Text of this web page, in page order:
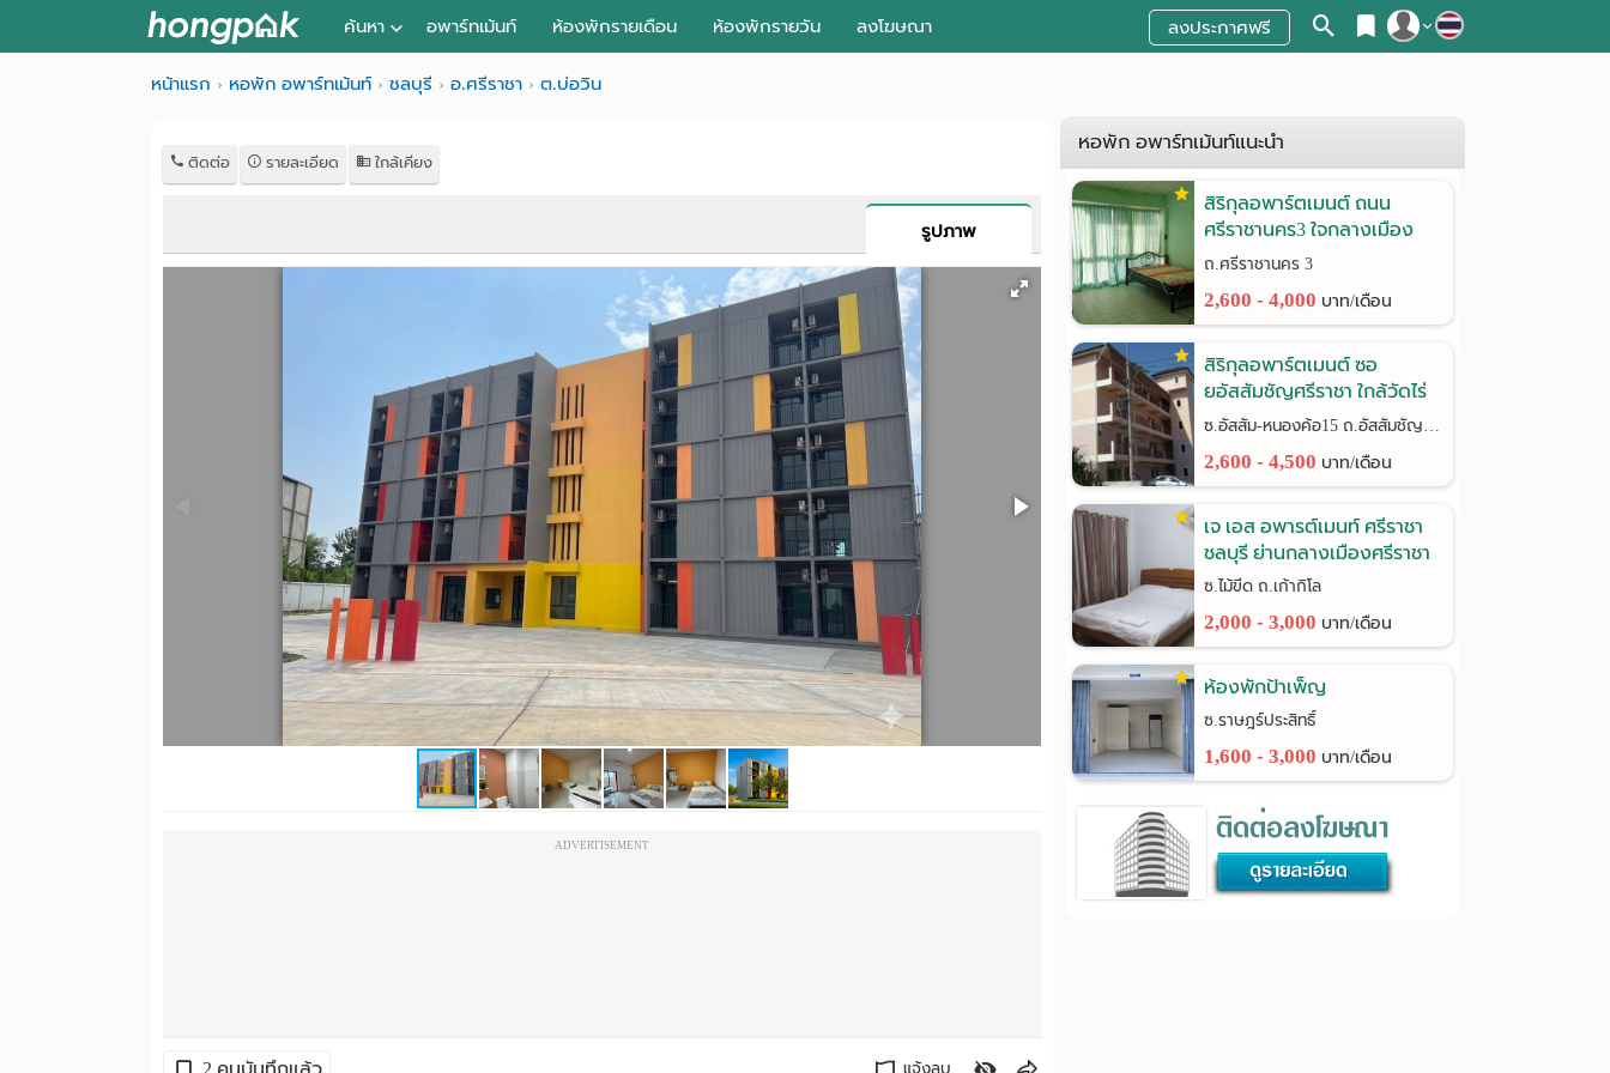
ค้นหา
หอพัก ใกล้ฉัน
อพาร์ทเม้นท์ ห้องพักรายเดือน ห้องพักรายวัน ลงโฆษณา ลงประกาศฟรี
หน้าแรก หอพัก อพาร์ทเม้นท์ ชลบุรี อ.ศรีราชา ต.บ่อวิน
ติดต่อ รายละเอียด ใกล้เคียง
รูปภาพ
ADVERTISEMENT
2 คนบันทึกแล้ว แจ้งลบ
หอพัก อพาร์ทเม้นท์แนะนำ
สิริกุลอพาร์ตเมนต์ ถนน
ศรีราชานคร3 ใจกลางเมือง
ศรีราชา
ถ.ศรีราชานคร 3
2,600 - 4,000 บาท/เดือน
สิริกุลอพาร์ตเมนต์ ซอ
ยอัสสัมชัญศรีราชา ใกล้วัดไร่
กล้วย
ซ.อัสสัม-หนองค้อ15 ถ.อัสสัมชัญ-หนองค้อ(ทางหลวง3241)
2,600 - 4,500 บาท/เดือน
เจ เอส อพารต์เมนท์ ศรีราชา
ชลบุรี ย่านกลางเมืองศรีราชา
ซ.ไม้ขีด ถ.เก้ากิโล
2,000 - 3,000 บาท/เดือน
ห้องพักป้าเพ็ญ
ซ.ราษฎร์ประสิทธิ์
1,600 - 3,000 บาท/เดือน